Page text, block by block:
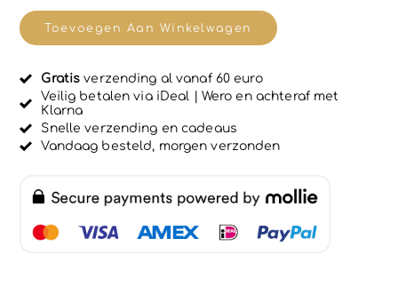
r
d
0
i
5
en
creme
Geiten
water
Toevoegen Aan Winkelwagen
Gratis verzending al vanaf 60 euro
Veilig betalen via iDeal | Wero en achteraf met
Klarna
Snelle verzending en cadeaus
Vandaag besteld, morgen verzonden